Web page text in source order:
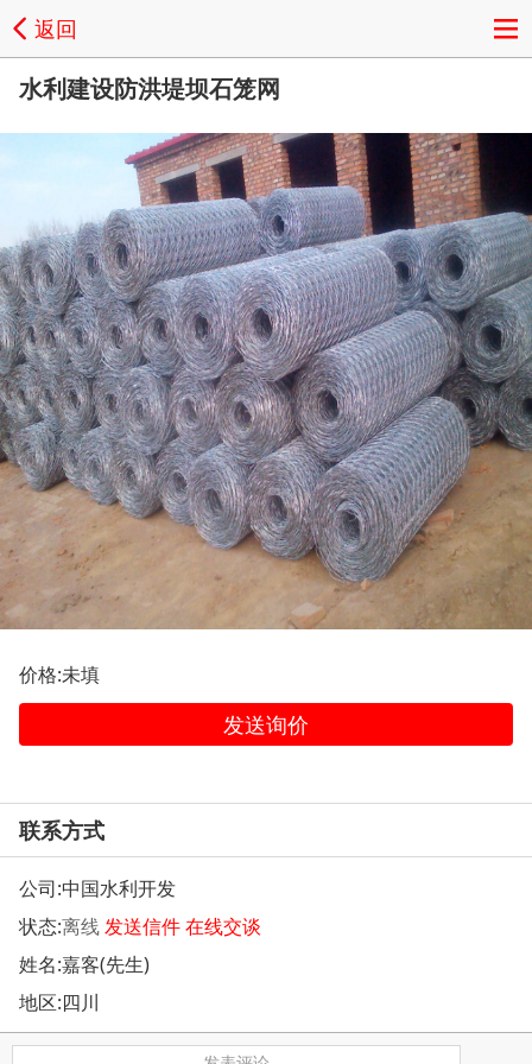
返回
水利建设防洪堤坝石笼网
价格:未填
发送询价
联系方式
公司:中国水利开发
状态:离线发送信件在线交谈
姓名:嘉客(先生)
地区:四川